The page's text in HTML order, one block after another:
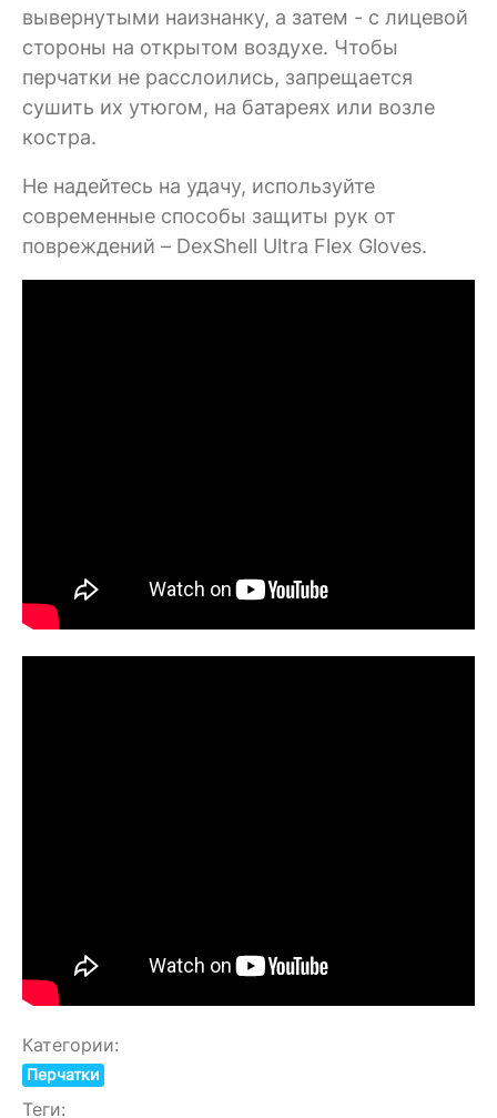
вывернутыми наизнанку, а затем - с лицевой
стороны на открытом воздухе. Чтобы
перчатки не расслоились, запрещается
сушить их утюгом, на батареях или возле
костра.
Не надейтесь на удачу, используйте
современные способы защиты рук от
повреждений – DexShell Ultra Flex Gloves.
Категории:
Перчатки
Теги: